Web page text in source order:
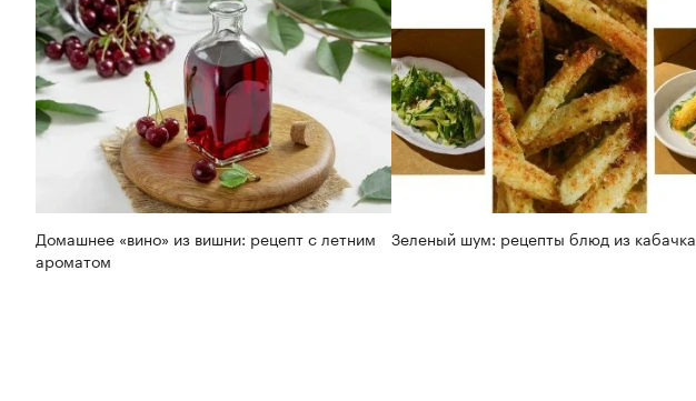
Домашнее «вино» из вишни: рецепт с летним
ароматом
Зеленый шум: рецепты блюд из кабачка